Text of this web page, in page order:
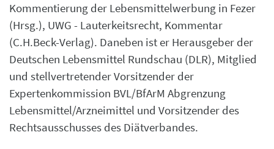
Kommentierung der Lebensmittelwerbung in Fezer
(Hrsg.), UWG - Lauterkeitsrecht, Kommentar
(C.H.Beck-Verlag). Daneben ist er Herausgeber der
Deutschen Lebensmittel Rundschau (DLR), Mitglied
und stellvertretender Vorsitzender der
Expertenkommission BVL/BfArM Abgrenzung
Lebensmittel/Arzneimittel und Vorsitzender des
Rechtsausschusses des Diätverbandes.